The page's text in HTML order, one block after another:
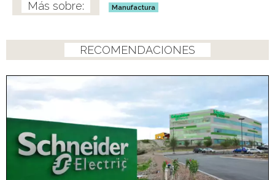
Manufactura
RECOMENDACIONES